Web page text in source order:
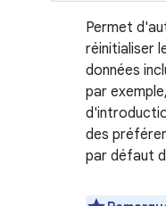
Permet
réinitialiser
données
par
des
par défaut